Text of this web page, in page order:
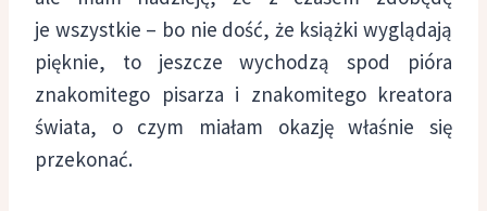
je wszystkie – bo nie dość, że książki wyglądają
pięknie, to jeszcze wychodzą spod pióra
znakomitego pisarza i znakomitego kreatora
świata, o czym miałam okazję właśnie się
przekonać.